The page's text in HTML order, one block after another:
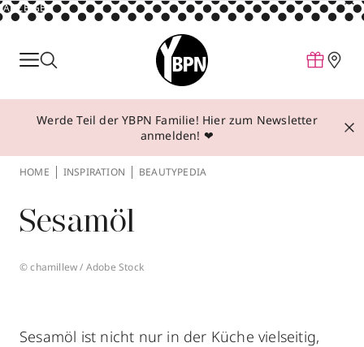
ANZEIGE
Parfum
Make-up
Behandlungen
Über YBPN
Aktionen
Werde Teil der YBPN Familie! Hier zum Newsletter
anmelden! ❤
HOME INSPIRATION BEAUTYPEDIA
Sesamöl
© chamillew / Adobe Stock
Sesamöl ist nicht nur in der Küche vielseitig,